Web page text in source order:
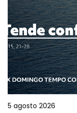
5 agosto 2026